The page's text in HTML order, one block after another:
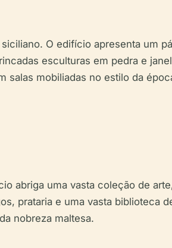
O edifício apresenta um
esculturas em pedra e
salas mobiliadas no estilo da
abriga uma vasta coleção de
prataria e uma vasta biblioteca
nobreza maltesa.